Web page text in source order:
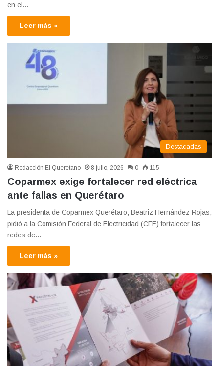
en el…
Leer más »
Destacadas
Redacción El Queretano 8 julio, 2026 0 115
Coparmex exige fortalecer red eléctrica
ante fallas en Querétaro
La presidenta de Coparmex Querétaro, Beatriz Hernández Rojas,
pidió a la Comisión Federal de Electricidad (CFE) fortalecer las
redes de…
Leer más »